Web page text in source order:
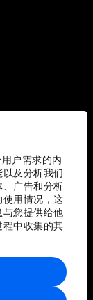
户需求的内
及分析我们
、广告和分析
用情况，这
您提供给他
中收集的其